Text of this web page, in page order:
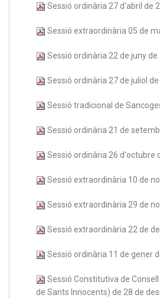
Sessió ordinària 27 d'abril de
Sessió extraordinària 05 de
Sessió ordinària 22 de juny de
Sessió ordinària 27 de juliol
Sessió tradicional de
Sessió ordinària 21 de
Sessió ordinària 26 d'octubre
Sessió extraordinària 10 de
Sessió extraordinària 29 de
Sessió extraordinària 22 de
Sessió ordinària 11 de gener
Sessió Constitutiva de
de Sants Innocents) de 28 de